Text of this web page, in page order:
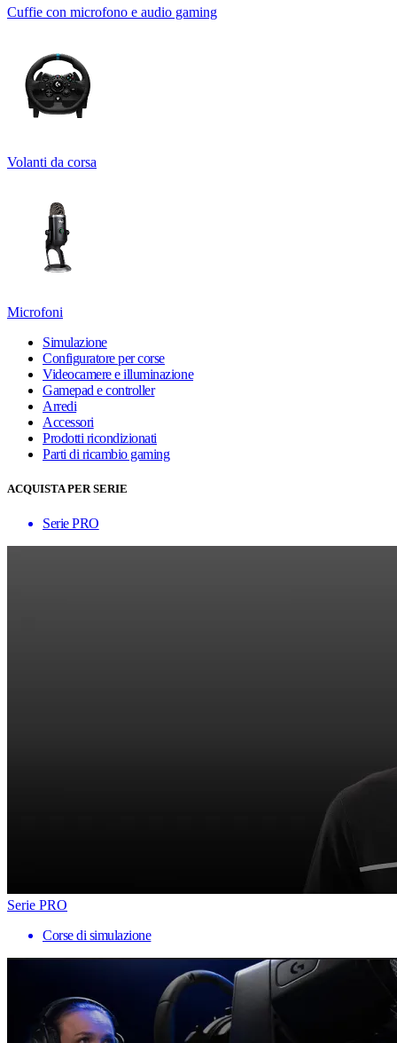
Cuffie con microfono e audio gaming
Volanti da corsa
Microfoni
Simulazione
Configuratore per corse
Videocamere e illuminazione
Gamepad e controller
Arredi
Accessori
Prodotti ricondizionati
Parti di ricambio gaming
ACQUISTA PER SERIE
Serie PRO
Serie PRO
Corse di simulazione